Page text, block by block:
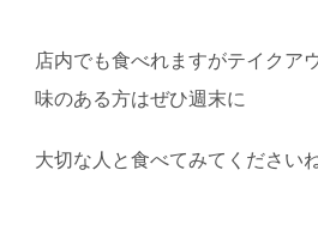
店内でも食べれますがテイクア
味のある方はぜひ週末に
大切な人と食べてみてください